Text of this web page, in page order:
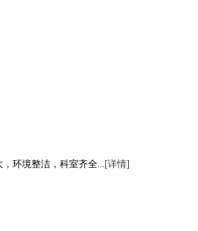
环境整洁，科室齐全...[详情]